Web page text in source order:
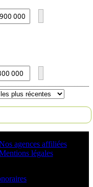
agences affiliées
légales